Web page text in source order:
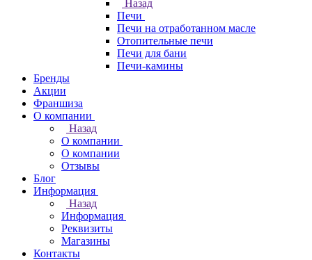
Назад
Печи
Печи на отработанном масле
Отопительные печи
Печи для бани
Печи-камины
Бренды
Акции
Франшиза
О компании
Назад
О компании
О компании
Отзывы
Блог
Информация
Назад
Информация
Реквизиты
Магазины
Контакты